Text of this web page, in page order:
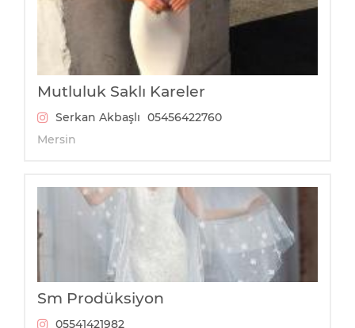
Mutluluk Saklı Kareler
Serkan Akbaşlı 05456422760
Mersin
Sm Prodüksiyon
05541421982